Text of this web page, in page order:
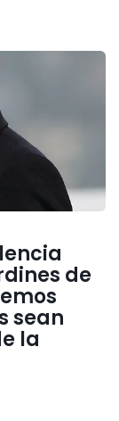
de
sean
la